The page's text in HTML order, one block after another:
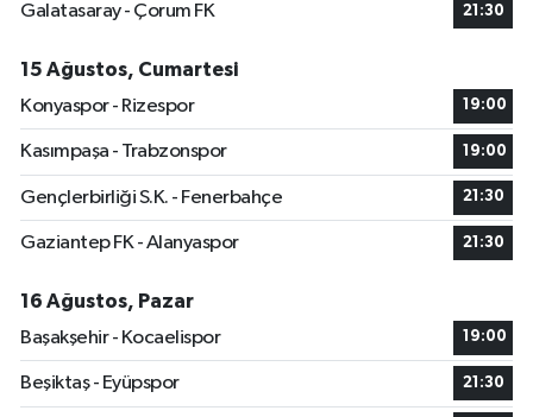
Galatasaray - Çorum FK
21:30
15 Ağustos, Cumartesi
Konyaspor - Rizespor
19:00
Kasımpaşa - Trabzonspor 19:00
Gençlerbirliği S.K. - Fenerbahçe 21:30
Gaziantep FK - Alanyaspor 21:30
16 Ağustos, Pazar
Başakşehir - Kocaelispor
19:00
Beşiktaş - Eyüpspor 21:30